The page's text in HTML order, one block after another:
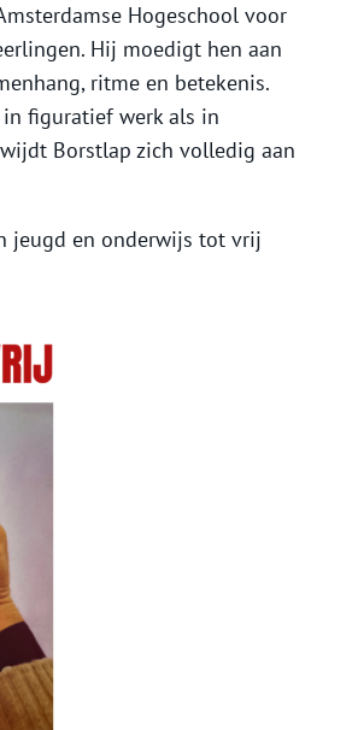
Hogeschool voor
Hij moedigt hen aan
ritme en betekenis.
figuratief werk als in
Borstlap zich volledig aan
jeugd en onderwijs tot vrij